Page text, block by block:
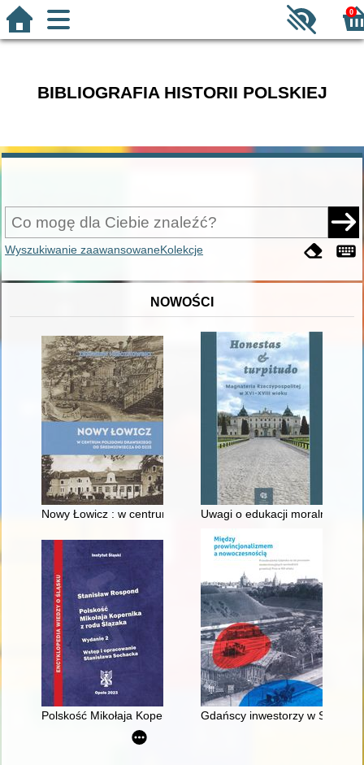
0
BIBLIOGRAFIA HISTORII POLSKIEJ
Wyszukiwanie zaawansowaneKolekcje
NOWOŚCI
Nowy Łowicz : w centrum poligonu drawskiego od
Uwagi o edukacji moralnej
Polskość Mikołaja Kopernika z rodu Ślązaka
Gdańscy inwestorzy w